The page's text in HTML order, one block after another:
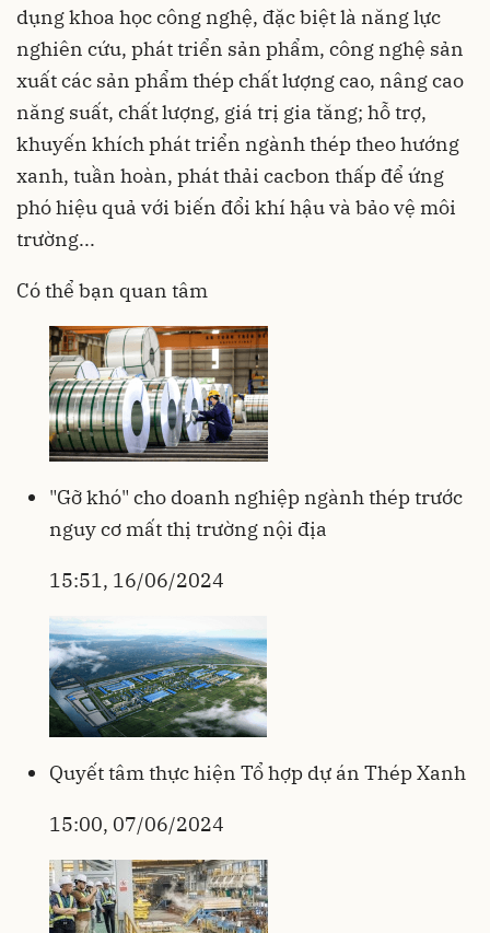
dụng khoa học công nghệ, đặc biệt là năng lực
nghiên cứu, phát triển sản phẩm, công nghệ sản
xuất các sản phẩm thép chất lượng cao, nâng cao
năng suất, chất lượng, giá trị gia tăng; hỗ trợ,
khuyến khích phát triển ngành thép theo hướng
xanh, tuần hoàn, phát thải cacbon thấp để ứng
phó hiệu quả với biến đổi khí hậu và bảo vệ môi
trường...
Có thể bạn quan tâm
"Gỡ khó" cho doanh nghiệp ngành thép trước
nguy cơ mất thị trường nội địa
15:51, 16/06/2024
Quyết tâm thực hiện Tổ hợp dự án Thép Xanh
15:00, 07/06/2024